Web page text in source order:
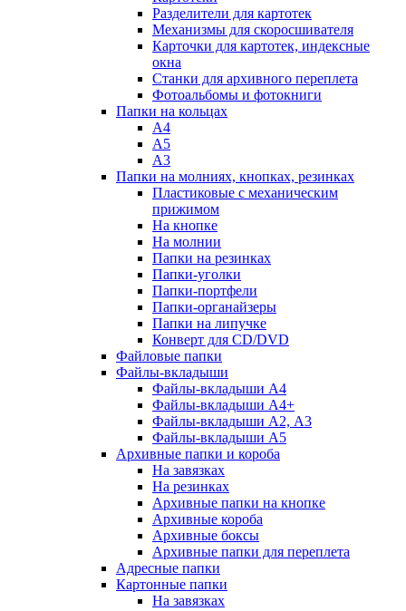
Разделители для картотек
Механизмы для скоросшивателя
Карточки для картотек, индексные
окна
Станки для архивного переплета
Фотоальбомы и фотокниги
Папки на кольцах
А4
А5
А3
Папки на молниях, кнопках, резинках
Пластиковые с механическим
прижимом
На кнопке
На молнии
Папки на резинках
Папки-уголки
Папки-портфели
Папки-органайзеры
Папки на липучке
Конверт для CD/DVD
Файловые папки
Файлы-вкладыши
Файлы-вкладыши А4
Файлы-вкладыши А4+
Файлы-вкладыши А2, А3
Файлы-вкладыши А5
Архивные папки и короба
На завязках
На резинках
Архивные папки на кнопке
Архивные короба
Архивные боксы
Архивные папки для переплета
Адресные папки
Картонные папки
На завязках